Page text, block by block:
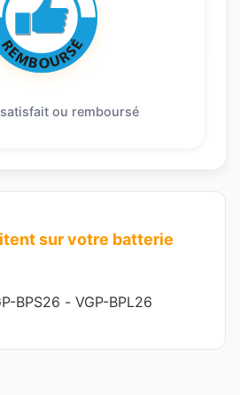
ou remboursé
sur votre batterie
BPS26 - VGP-BPL26